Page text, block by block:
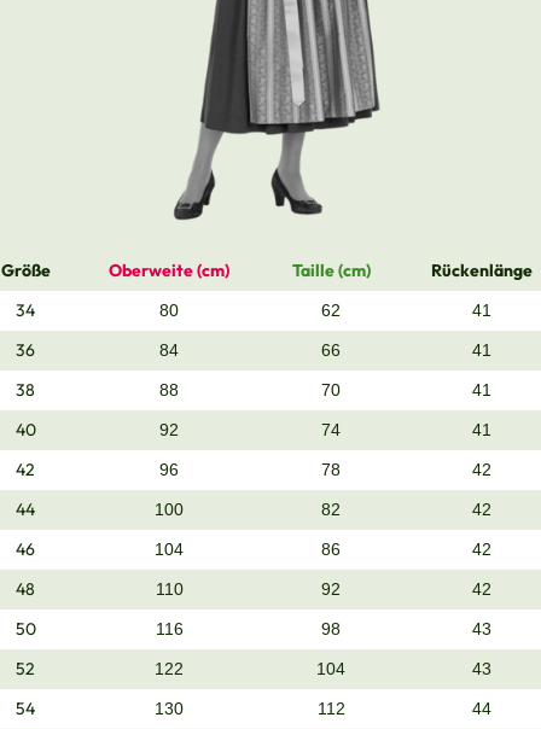
Größe Oberweite (cm) Taille (cm)
Rückenlänge
34
80 62 41
36 84 66 41
38 88 70 41
40 92 74 41
42 96 78 42
44 100 82 42
46 104 86 42
48 110 92 42
50 116 98 43
52 122 104 43
54 130 112 44